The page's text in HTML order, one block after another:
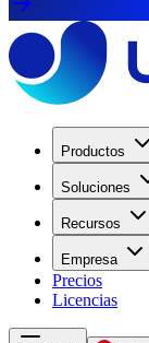
Productos
Soluciones
Recursos
Empresa
Precios
Licencias